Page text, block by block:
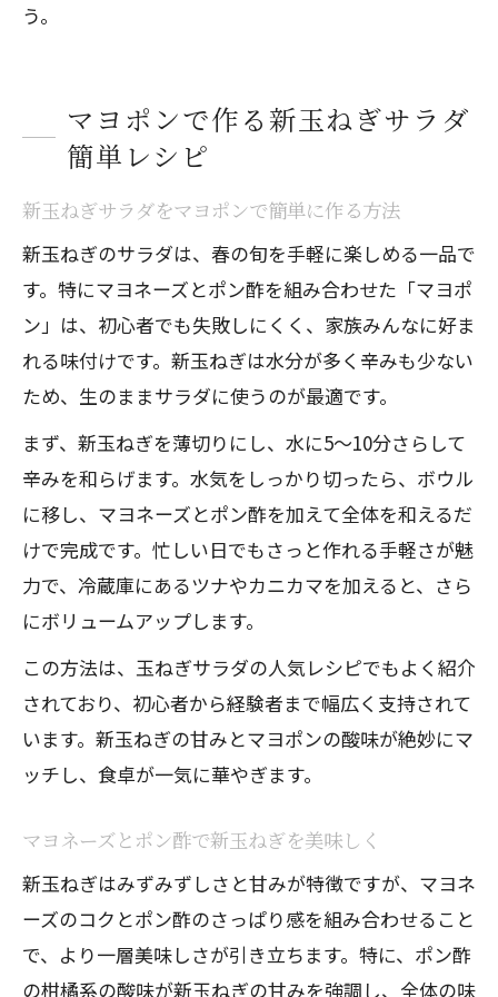
う。
マヨポンで作る新玉ねぎサラダ
簡単レシピ
新玉ねぎサラダをマヨポンで簡単に作る方法
新玉ねぎのサラダは、春の旬を手軽に楽しめる一品で
す。特にマヨネーズとポン酢を組み合わせた「マヨポ
ン」は、初心者でも失敗しにくく、家族みんなに好ま
れる味付けです。新玉ねぎは水分が多く辛みも少ない
ため、生のままサラダに使うのが最適です。
まず、新玉ねぎを薄切りにし、水に5〜10分さらして
辛みを和らげます。水気をしっかり切ったら、ボウル
に移し、マヨネーズとポン酢を加えて全体を和えるだ
けで完成です。忙しい日でもさっと作れる手軽さが魅
力で、冷蔵庫にあるツナやカニカマを加えると、さら
にボリュームアップします。
この方法は、玉ねぎサラダの人気レシピでもよく紹介
されており、初心者から経験者まで幅広く支持されて
います。新玉ねぎの甘みとマヨポンの酸味が絶妙にマ
ッチし、食卓が一気に華やぎます。
マヨネーズとポン酢で新玉ねぎを美味しく
新玉ねぎはみずみずしさと甘みが特徴ですが、マヨネ
ーズのコクとポン酢のさっぱり感を組み合わせること
で、より一層美味しさが引き立ちます。特に、ポン酢
の柑橘系の酸味が新玉ねぎの甘みを強調し、全体の味